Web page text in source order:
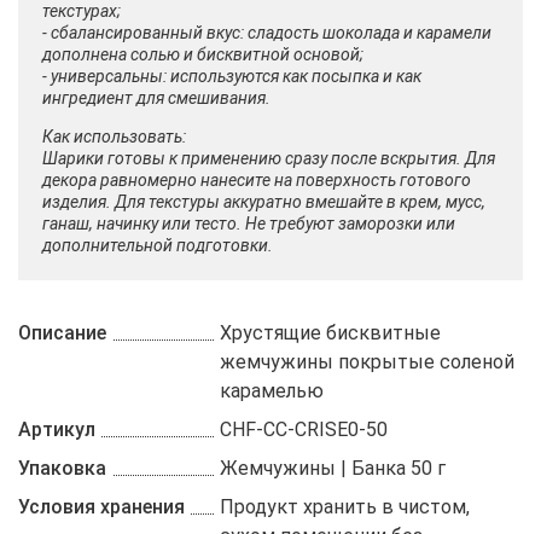
текстурах;
- сбалансированный вкус: сладость шоколада и карамели
дополнена солью и бисквитной основой;
- универсальны: используются как посыпка и как
ингредиент для смешивания.
Как использовать:
Шарики готовы к применению сразу после вскрытия. Для
декора равномерно нанесите на поверхность готового
изделия. Для текстуры аккуратно вмешайте в крем, мусс,
ганаш, начинку или тесто. Не требуют заморозки или
дополнительной подготовки.
Описание
Хрустящие бисквитные
жемчужины покрытые соленой
карамелью
Артикул
CHF-CC-CRISE0-50
Упаковка
Жемчужины | Банка 50 г
Условия хранения
Продукт хранить в чистом,